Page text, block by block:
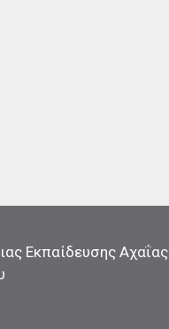
Εκπαίδευσης Αχαΐας